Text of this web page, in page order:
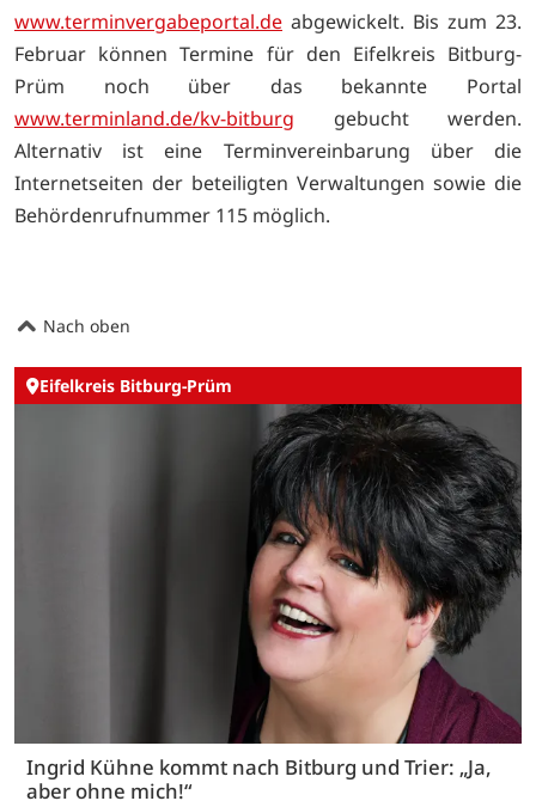
www.terminvergabeportal.de abgewickelt. Bis zum 23.
Februar können Termine für den Eifelkreis Bitburg-
Prüm noch über das bekannte Portal
www.terminland.de/kv-bitburg
gebucht werden.
Alternativ ist eine Terminvereinbarung über die
Internetseiten der beteiligten Verwaltungen sowie die
Behördenrufnummer 115 möglich.
Nach oben
Eifelkreis Bitburg-Prüm
Ingrid Kühne kommt nach Bitburg und Trier: „Ja,
aber ohne mich!“